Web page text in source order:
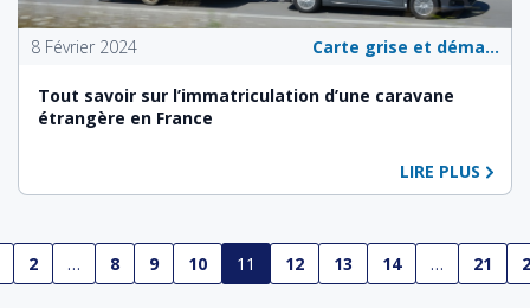
8 Février 2024 Carte grise et démarches administratives
Tout savoir sur l’immatriculation d’une caravane
étrangère en France
LIRE PLUS
2 … 8 9 10 11 12 13 14 … 21